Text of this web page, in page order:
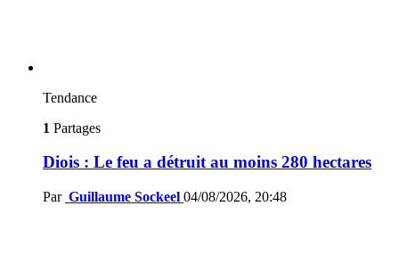
Tendance
1 Partages
Diois : Le feu a détruit au moins 280 hectares
Par Guillaume Sockeel 04/08/2026, 20:48